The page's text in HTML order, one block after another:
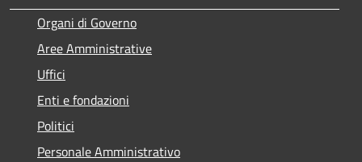
Organi di Governo
Aree Amministrative
Uffici
Enti e fondazioni
Politici
Personale Amministrativo